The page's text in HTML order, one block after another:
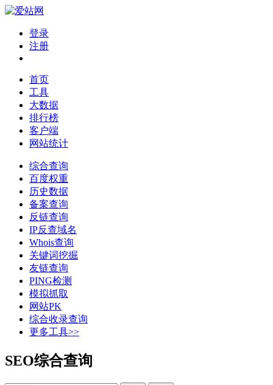
登录
注册
首页
工具
大数据
排行榜
客户端
网站统计
综合查询
百度权重
历史数据
备案查询
反链查询
IP反查域名
Whois查询
关键词挖掘
友链查询
PING检测
模拟抓取
网站PK
综合收录查询
更多工具>>
SEO综合查询